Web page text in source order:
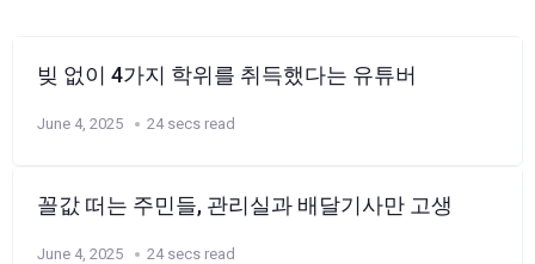
빚 없이 4가지 학위를 취득했다는 유튜버
June 4, 2025 24 secs read
꼴값 떠는 주민들, 관리실과 배달기사만 고생
June 4, 2025 24 secs read